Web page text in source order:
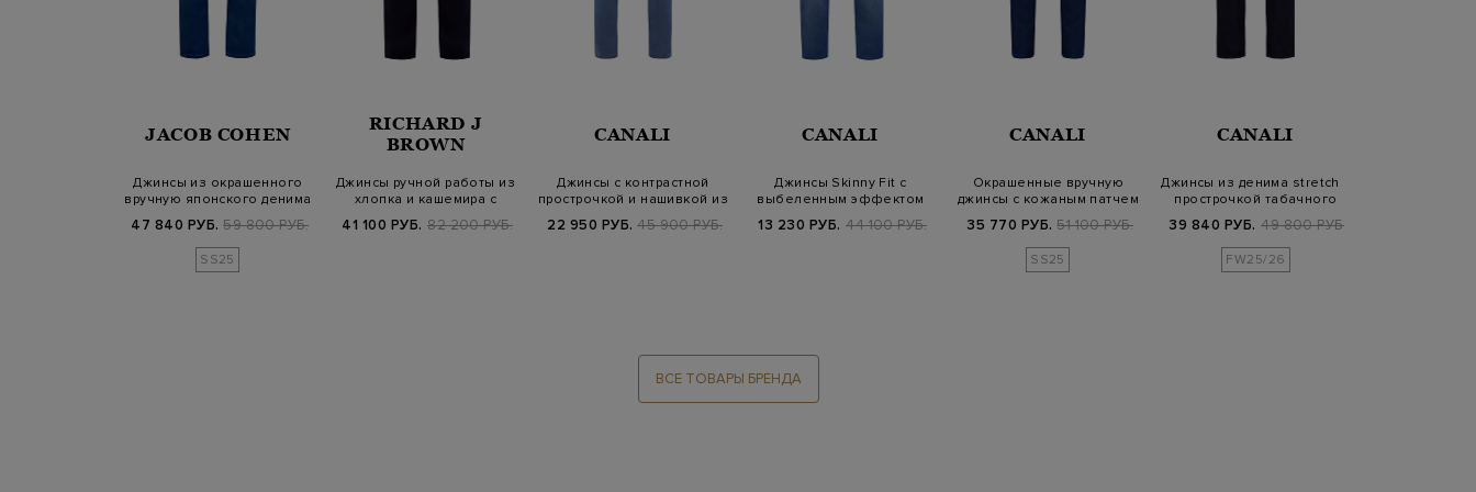
JACOB COHEN
Джинсы из окрашенного
вручную японского денима
47 840 РУБ. 59 800 РУБ.
SS25
RICHARD J
BROWN
Джинсы ручной работы из
хлопка и кашемира с
41 100 РУБ. 82 200 РУБ.
CANALI
Джинсы с контрастной
прострочкой и нашивкой из
22 950 РУБ. 45 900 РУБ.
CANALI
Джинсы Skinny Fit с
выбеленным эффектом
13 230 РУБ. 44 100 РУБ.
CANALI
Окрашенные вручную
джинсы с кожаным патчем
35 770 РУБ. 51 100 РУБ.
SS25
CANALI
Джинсы из денима stretch с
прострочкой табачного
39 840 РУБ. 49 800 РУБ.
FW25/26
ВСЕ ТОВАРЫ БРЕНДА